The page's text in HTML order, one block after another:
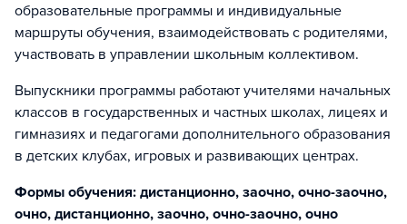
образовательные программы и индивидуальные
маршруты обучения, взаимодействовать с родителями,
участвовать в управлении школьным коллективом.
Выпускники программы работают учителями начальных
классов в государственных и частных школах, лицеях и
гимназиях и педагогами дополнительного образования
в детских клубах, игровых и развивающих центрах.
Формы обучения: дистанционно, заочно, очно-заочно,
очно, дистанционно, заочно, очно-заочно, очно